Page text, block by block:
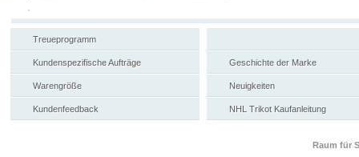
Treueprogramm
Kundenspezifische Aufträge
Warengröße
Kundenfeedback
Geschichte der Marke
Neuigkeiten
NHL Trikot Kaufanleitung
Raum für